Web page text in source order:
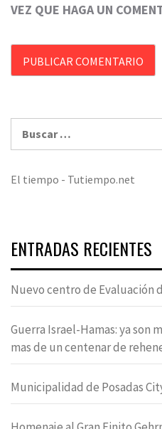
VEZ QUE HAGA UN
El tiempo - Tutiempo.net
ENTRADAS RECIENTES
Nuevo centro de Evaluación
Guerra Israel-Hamas: ya son
mas de un centenar de
Municipalidad de Posadas